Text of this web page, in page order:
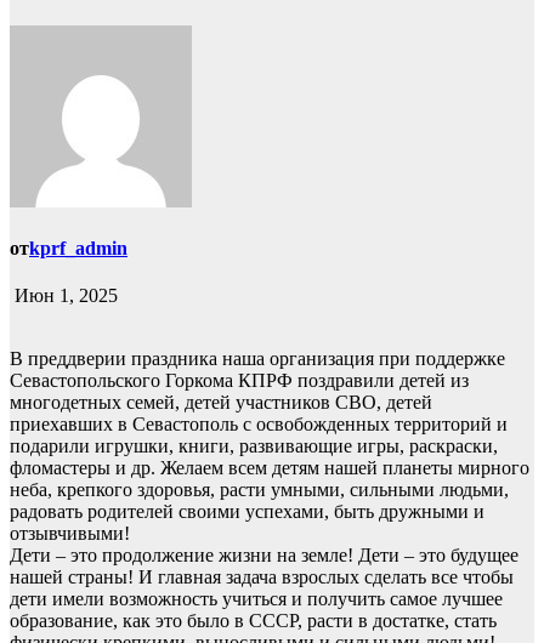
отkprf_admin
Июн 1, 2025
В преддверии праздника наша организация при поддержке
Севастопольского Горкома КПРФ поздравили детей из
многодетных семей, детей участников СВО, детей
приехавших в Севастополь с освобожденных территорий и
подарили игрушки, книги, развивающие игры, раскраски,
фломастеры и др. Желаем всем детям нашей планеты мирного
неба, крепкого здоровья, расти умными, сильными людьми,
радовать родителей своими успехами, быть дружными и
отзывчивыми!
Дети – это продолжение жизни на земле! Дети – это будущее
нашей страны! И главная задача взрослых сделать все чтобы
дети имели возможность учиться и получить самое лучшее
образование, как это было в СССР, расти в достатке, стать